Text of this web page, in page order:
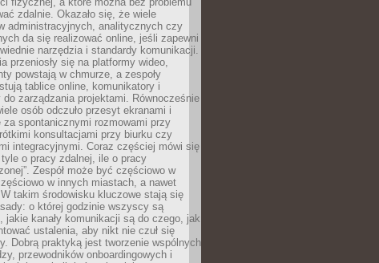
zdalnie. Okazało się, że wiele
administracyjnych, analitycznych czy
da się realizować online, jeśli zapewni
narzędzia i standardy komunikacji.
przeniosły się na platformy wideo,
powstają w chmurze, a zespoły
tablice online, komunikatory i
zarządzania projektami. Równocześnie
osób odczuło przesyt ekranami i
za spontanicznymi rozmowami przy
konsultacjami przy biurku czy
integracyjnymi. Coraz częściej mówi się
o pracy zdalnej, ile o pracy
Zespół może być częściowo w
w innych miastach, a nawet
takim środowisku kluczowe stają się
o której godzinie wszyscy są
jakie kanały komunikacji są do czego, jak
ustalenia, aby nikt nie czuł się
Dobrą praktyką jest tworzenie wspólnych
przewodników onboardingowych i